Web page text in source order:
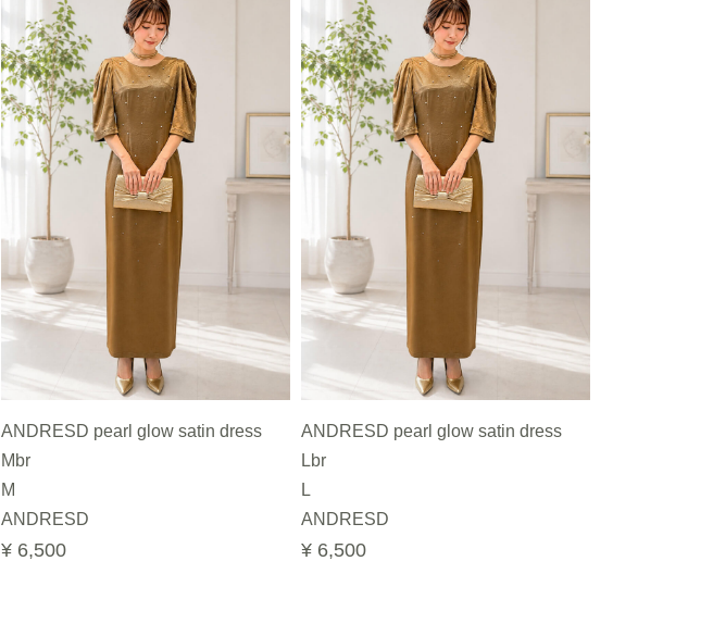
ANDRESD pearl glow satin dress
Mbr
M
ANDRESD
¥ 6,500
ANDRESD pearl glow satin dress
Lbr
L
ANDRESD
¥ 6,500